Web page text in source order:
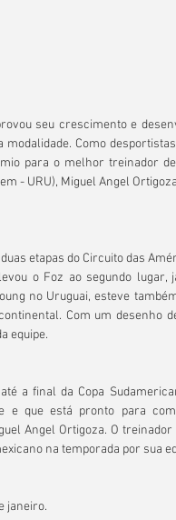
seu crescimento e
modalidade. Como
para o melhor treinador
- URU), Miguel Angel
etapas do Circuito das
o Foz ao segundo lugar,
no Uruguai, esteve
Com um desenho
equipe.
a final da Copa
e que está pronto para
Angel Ortigoza. O
na temporada por sua
janeiro.